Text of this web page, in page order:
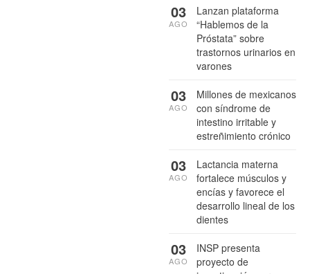
Lanzan plataforma
“Hablemos de la
Próstata” sobre
trastornos urinarios en
varones
03
AGO
Millones de mexicanos
con síndrome de
intestino irritable y
estreñimiento crónico
03
AGO
Lactancia materna
fortalece músculos y
encías y favorece el
desarrollo lineal de los
dientes
03
AGO
INSP presenta
proyecto de
03
AGO